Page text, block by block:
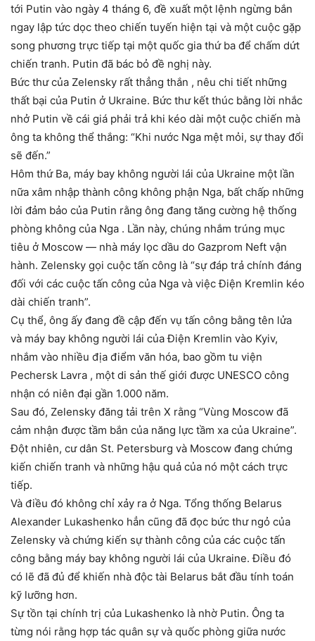
tới Putin vào ngày 4 tháng 6, đề xuất một lệnh ngừng bắn
ngay lập tức dọc theo chiến tuyến hiện tại và một cuộc gặp
song phương trực tiếp tại một quốc gia thứ ba để chấm dứt
chiến tranh. Putin đã bác bỏ đề nghị này.
Bức thư của Zelensky rất thẳng thắn , nêu chi tiết những
thất bại của Putin ở Ukraine. Bức thư kết thúc bằng lời nhắc
nhở Putin về cái giá phải trả khi kéo dài một cuộc chiến mà
ông ta không thể thắng: “Khi nước Nga mệt mỏi, sự thay đổi
sẽ đến.”
Hôm thứ Ba, máy bay không người lái của Ukraine một lần
nữa xâm nhập thành công không phận Nga, bất chấp những
lời đảm bảo của Putin rằng ông đang tăng cường hệ thống
phòng không của Nga . Lần này, chúng nhắm trúng mục
tiêu ở Moscow — nhà máy lọc dầu do Gazprom Neft vận
hành. Zelensky gọi cuộc tấn công là “sự đáp trả chính đáng
đối với các cuộc tấn công của Nga và việc Điện Kremlin kéo
dài chiến tranh”.
Cụ thể, ông ấy đang đề cập đến vụ tấn công bằng tên lửa
và máy bay không người lái của Điện Kremlin vào Kyiv,
nhắm vào nhiều địa điểm văn hóa, bao gồm tu viện
Pechersk Lavra , một di sản thế giới được UNESCO công
nhận có niên đại gần 1.000 năm.
Sau đó, Zelensky đăng tải trên X rằng “Vùng Moscow đã
cảm nhận được tầm bắn của năng lực tầm xa của Ukraine”.
Đột nhiên, cư dân St. Petersburg và Moscow đang chứng
kiến ​​chiến tranh và những hậu quả của nó một cách trực
tiếp.
Và điều đó không chỉ xảy ra ở Nga. Tổng thống Belarus
Alexander Lukashenko hẳn cũng đã đọc bức thư ngỏ của
Zelensky và chứng kiến ​​sự thành công của các cuộc tấn
công bằng máy bay không người lái của Ukraine. Điều đó
có lẽ đã đủ để khiến nhà độc tài Belarus bắt đầu tính toán
kỹ lưỡng hơn.
Sự tồn tại chính trị của Lukashenko là nhờ Putin. Ông ta
từng nói rằng hợp tác quân sự và quốc phòng giữa nước